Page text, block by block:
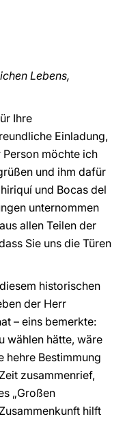
Lebens,
Ihre
Einladung,
Person möchte ich
und ihm dafür
und Bocas del
unternommen
allen Teilen der
Sie uns die Türen
historischen
der Herr
– eins bemerkte:
wählen hätte, wäre
hehre Bestimmung
zusammenrief,
„Großen
hilft